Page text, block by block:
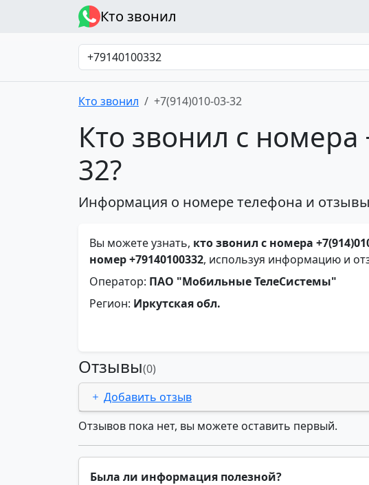
Кто звонил
Кто звонил +7(914)010-03-32
Кто звонил с номера
32?
Информация о номере телефона и
Вы можете узнать, кто звонил с номера
номер +79140100332, используя информацию и
Оператор: ПАО "Мобильные ТелеСистемы"
Регион: Иркутская обл.
Отзывы(0)
Добавить отзыв
Отзывов пока нет, вы можете оставить первый.
Была ли информация полезной?